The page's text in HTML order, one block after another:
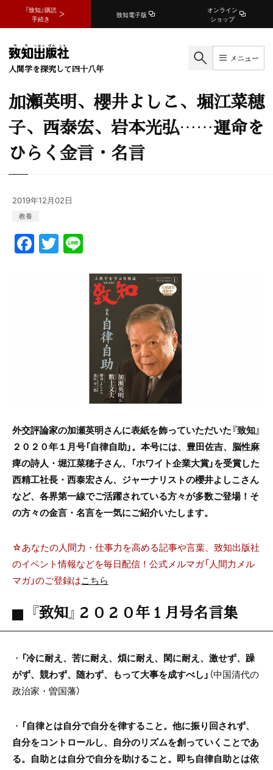
『致知』購読
手続き
致知電子版
オンライン
ショップ
人間学を探究して四十八年
メニュー
加瀬英明、櫻井よしこ、堀江菜穂
子、西泰宏、岩本光弘……運命を
ひらく金言・名言
2019年12月02日
教養
F
a
T
w
e
外交評論家の加瀬英明さんに表紙を飾っていただいた『致知』
２０２０年１月号「自律自助」。本号には、豊田佐吉、脳性麻
痺の詩人・堀江菜穂子さん、「ホワイト企業大賞」を受賞した
西精工社長・西泰宏さん、ジャーナリストの櫻井よしこさん
など、各界第一線でご活躍されている方々が多数ご登場！そ
の方々の金言・名言を一気にご紹介いたします。
☆あなたの人間力・仕事力を高める記事や言葉、致知出版社
のイベント情報などを毎日配信！公式メルマガ「人間力メル
マガ」のご登録はこちら
『致知』２０２０年１月号名言集
・ 「冷に耐え、苦に耐え、煩に耐え、閑に耐え、激せず、躁
がず、競わず、随わず、もって大事を成すべし」 （中国清代の
政治家・曽国藩）
・ 「自律とは自分で自分を律すること。他に振り回されず、
自分をコントロールし、自分のリズムを創っていくことであ
る。自助とは自分で自分を助けること。即ち自律自助とは依